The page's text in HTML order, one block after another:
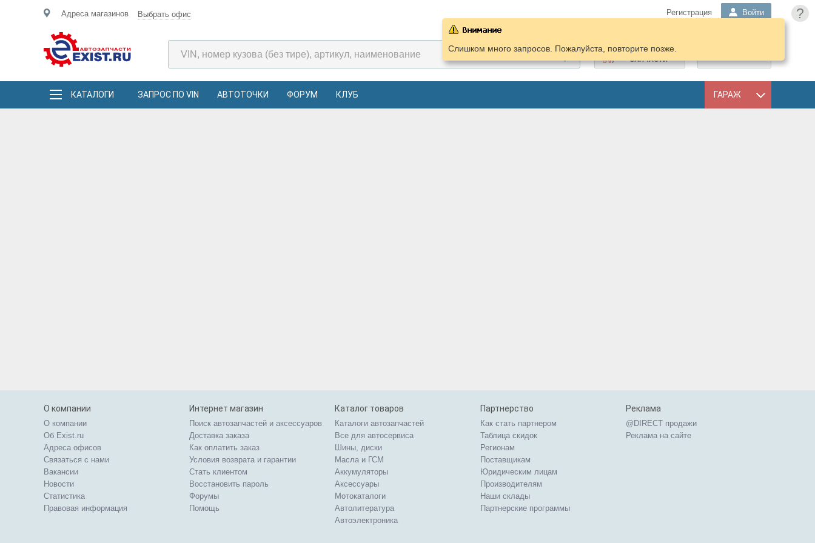
?
Адреса магазинов Выбрать офис Регистрация Войти
ПОДОБРАТЬ
ЗАПЧАСТИ
КАТАЛОГИ ЗАПРОС ПО VIN АВТОТОЧКИ ФОРУМ КЛУБ ГАРАЖ
Слишком много запросов. Пожалуйста, повторите позже.
О компании
О компании
Об Exist.ru
Адреса офисов
Связаться с нами
Вакансии
Новости
Статистика
Правовая информация
Интернет магазин
Поиск автозапчастей и аксессуаров
Доставка заказа
Как оплатить заказ
Условия возврата и гарантии
Стать клиентом
Восстановить пароль
Форумы
Помощь
Каталог товаров
Каталоги автозапчастей
Все для автосервиса
Шины, диски
Масла и ГСМ
Аккумуляторы
Аксессуары
Мотокаталоги
Автолитература
Автоэлектроника
Партнерство
Как стать партнером
Таблица скидок
Регионам
Поставщикам
Юридическим лицам
Производителям
Наши склады
Партнерские программы
Реклама
@DIRECT продажи
Реклама на сайте